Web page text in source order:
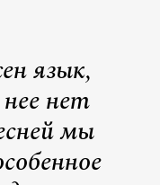
язык,
нет
мы